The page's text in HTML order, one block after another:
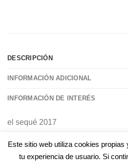
DESCRIPCIÓN
INFORMACIÓN ADICIONAL
INFORMACIÓN DE INTERÉS
el sequé 2017
Este sitio web utiliza cookies
tu experiencia de usuario. Si